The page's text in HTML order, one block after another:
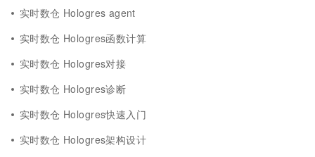
实时数仓 Hologres agent
实时数仓 Hologres函数计算
实时数仓 Hologres对接
实时数仓 Hologres诊断
实时数仓 Hologres快速入门
实时数仓 Hologres架构设计